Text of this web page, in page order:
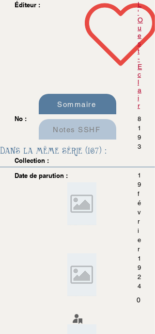
Éditeur :
L
'
O
u
e
s
t
-
E
c
l
a
i
r
No :
8
1
9
3
Collection :
Date de parution :
1
9
f
é
v
r
i
e
r
1
9
2
4
0
Sommaire
Notes SSHF
Dans la même série (167) :